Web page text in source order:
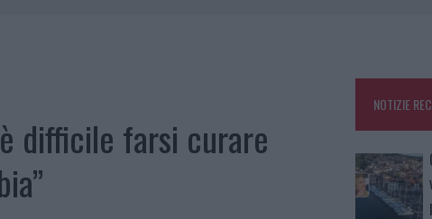
difficile farsi curare
NOTIZIE